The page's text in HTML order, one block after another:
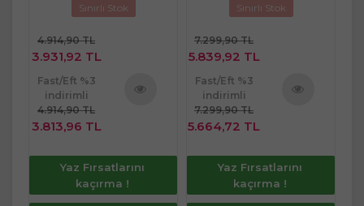
Sınırlı Stok
4.914,90 TL
3.931,92 TL
Fast/Eft %3
indirimli
4.914,90 TL
3.813,96 TL
Yaz Fırsatlarını
kaçırma !
Sınırlı Stok
7.299,90 TL
5.839,92 TL
Fast/Eft %3
indirimli
7.299,90 TL
5.664,72 TL
Yaz Fırsatlarını
kaçırma !